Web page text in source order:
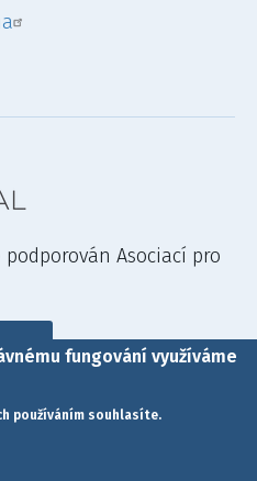
Asociací pro
fungování využíváme
používáním souhlasíte.